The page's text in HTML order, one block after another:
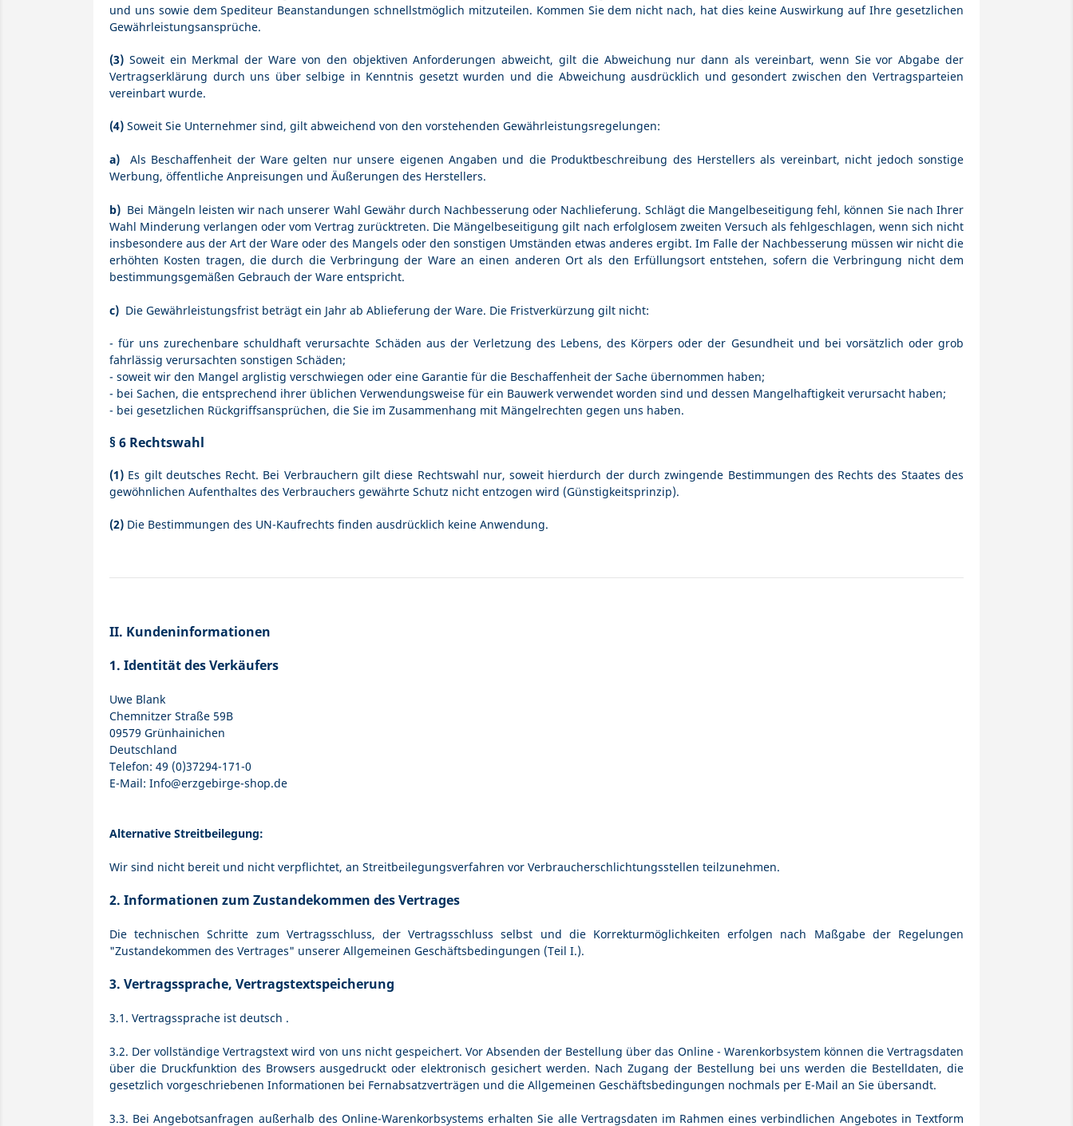
und uns sowie dem Spediteur Beanstandungen schnellstmöglich mitzuteilen. Kommen Sie dem nicht nach, hat dies keine Auswirkung auf Ihre gesetzlichen
Gewährleistungsansprüche.
(3) Soweit ein Merkmal der Ware von den objektiven Anforderungen abweicht, gilt die Abweichung nur dann als vereinbart, wenn Sie vor Abgabe der
Vertragserklärung durch uns über selbige in Kenntnis gesetzt wurden und die Abweichung ausdrücklich und gesondert zwischen den Vertragsparteien
vereinbart wurde.
(4) Soweit Sie Unternehmer sind, gilt abweichend von den vorstehenden Gewährleistungsregelungen:
a) Als Beschaffenheit der Ware gelten nur unsere eigenen Angaben und die Produktbeschreibung des Herstellers als vereinbart, nicht jedoch sonstige
Werbung, öffentliche Anpreisungen und Äußerungen des Herstellers.
b) Bei Mängeln leisten wir nach unserer Wahl Gewähr durch Nachbesserung oder Nachlieferung. Schlägt die Mangelbeseitigung fehl, können Sie nach Ihrer
Wahl Minderung verlangen oder vom Vertrag zurücktreten. Die Mängelbeseitigung gilt nach erfolglosem zweiten Versuch als fehlgeschlagen, wenn sich nicht
insbesondere aus der Art der Ware oder des Mangels oder den sonstigen Umständen etwas anderes ergibt. Im Falle der Nachbesserung müssen wir nicht die
erhöhten Kosten tragen, die durch die Verbringung der Ware an einen anderen Ort als den Erfüllungsort entstehen, sofern die Verbringung nicht dem
bestimmungsgemäßen Gebrauch der Ware entspricht.
c) Die Gewährleistungsfrist beträgt ein Jahr ab Ablieferung der Ware. Die Fristverkürzung gilt nicht:
- für uns zurechenbare schuldhaft verursachte Schäden aus der Verletzung des Lebens, des Körpers oder der Gesundheit und bei vorsätzlich oder grob
fahrlässig verursachten sonstigen Schäden;
- soweit wir den Mangel arglistig verschwiegen oder eine Garantie für die Beschaffenheit der Sache übernommen haben;
- bei Sachen, die entsprechend ihrer üblichen Verwendungsweise für ein Bauwerk verwendet worden sind und dessen Mangelhaftigkeit verursacht haben;
- bei gesetzlichen Rückgriffsansprüchen, die Sie im Zusammenhang mit Mängelrechten gegen uns haben.
§ 6 Rechtswahl
(1) Es gilt deutsches Recht. Bei Verbrauchern gilt diese Rechtswahl nur, soweit hierdurch der durch zwingende Bestimmungen des Rechts des Staates des
gewöhnlichen Aufenthaltes des Verbrauchers gewährte Schutz nicht entzogen wird (Günstigkeitsprinzip).
(2) Die Bestimmungen des UN-Kaufrechts finden ausdrücklich keine Anwendung.
II. Kundeninformationen
1. Identität des Verkäufers
Uwe Blank
Chemnitzer Straße 59B
09579 Grünhainichen
Deutschland
Telefon: 49 (0)37294-171-0
E-Mail: Info@erzgebirge-shop.de
Alternative Streitbeilegung:
Wir sind nicht bereit und nicht verpflichtet, an Streitbeilegungsverfahren vor Verbraucherschlichtungsstellen teilzunehmen.
2. Informationen zum Zustandekommen des Vertrages
Die technischen Schritte zum Vertragsschluss, der Vertragsschluss selbst und die Korrekturmöglichkeiten erfolgen nach Maßgabe der Regelungen
"Zustandekommen des Vertrages" unserer Allgemeinen Geschäftsbedingungen (Teil I.).
3. Vertragssprache, Vertragstextspeicherung
3.1. Vertragssprache ist deutsch .
3.2. Der vollständige Vertragstext wird von uns nicht gespeichert. Vor Absenden der Bestellung über das Online - Warenkorbsystem können die Vertragsdaten
über die Druckfunktion des Browsers ausgedruckt oder elektronisch gesichert werden. Nach Zugang der Bestellung bei uns werden die Bestelldaten, die
gesetzlich vorgeschriebenen Informationen bei Fernabsatzverträgen und die Allgemeinen Geschäftsbedingungen nochmals per E-Mail an Sie übersandt.
3.3. Bei Angebotsanfragen außerhalb des Online-Warenkorbsystems erhalten Sie alle Vertragsdaten im Rahmen eines verbindlichen Angebotes in Textform